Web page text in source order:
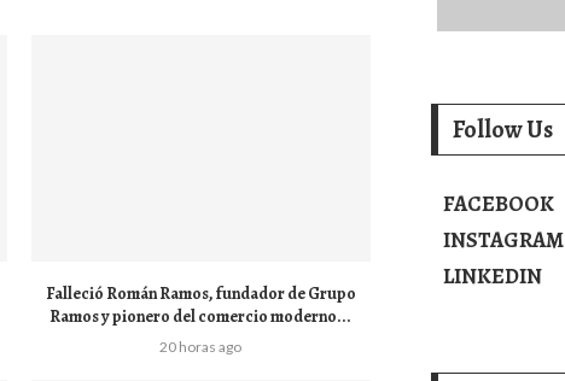
Falleció Román Ramos, fundador de Grupo
Ramos y pionero del comercio moderno...
20 horas ago
Follow Us
FACEBOOK
INSTAGRAM
LINKEDIN